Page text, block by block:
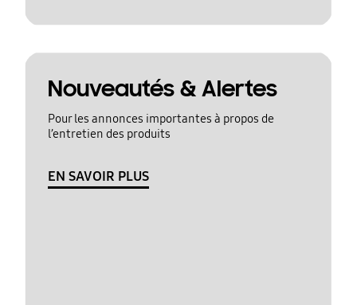
Nouveautés & Alertes
Pour les annonces importantes à propos de
l’entretien des produits
EN SAVOIR PLUS